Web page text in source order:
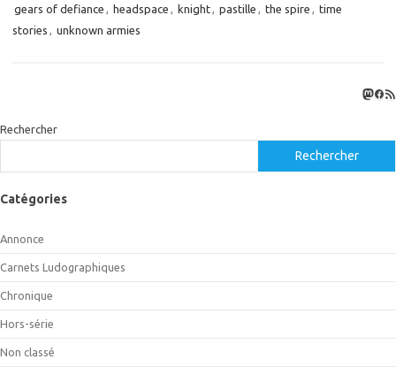
gears of defiance , headspace , knight, pastille , the spire , time
stories , unknown armies
Flux
Rechercher
Rechercher
Catégories
Annonce
Carnets Ludographiques
Chronique
Hors-série
Non classé